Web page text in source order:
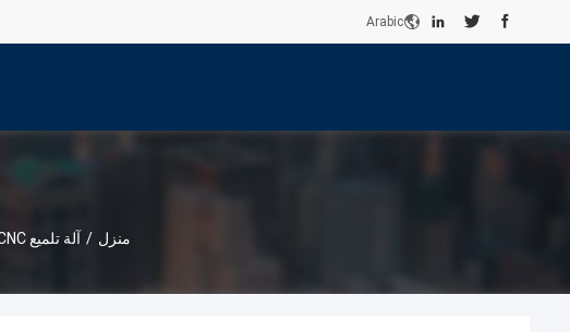
Arabic
منزل / آلة تلميع CNC